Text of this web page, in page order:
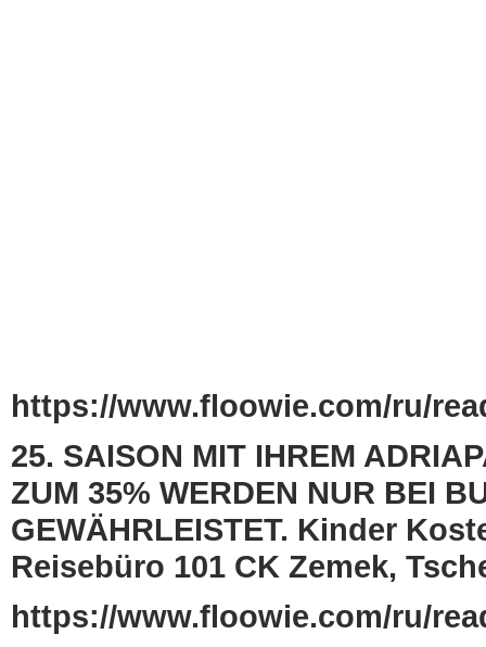
https://www.floowie.com/ru/
25. SAISON MIT IHREM
ZUM 35% WERDEN NUR BEI
GEWÄHRLEISTET. Kinder
Reisebüro 101 CK Zemek,
https://www.floowie.com/ru/